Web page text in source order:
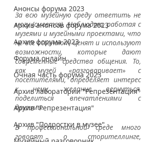
Анонсы форума 2023
Архив анонсов форума 2023
Архив форума 2023
Форума онлайн
Очная часть форума 2023
Архив лаборатории "Репрезентация"
Архив "Репрезентация"
Архив "Подростки в музее"
За всю музейную среду ответить не
могу (смеется). Наблюдаю, работая с
музеями и музейными проектами, что
не все осознают, ценят и используют
возможности, которые дают
современные средства общения. То,
как музей «разговаривает» с
посетителями, определяет интерес
к нему, желание вернуться,
поделиться впечатлениями с
другими.
В профессиональной среде много
говорят о сторителлинге,